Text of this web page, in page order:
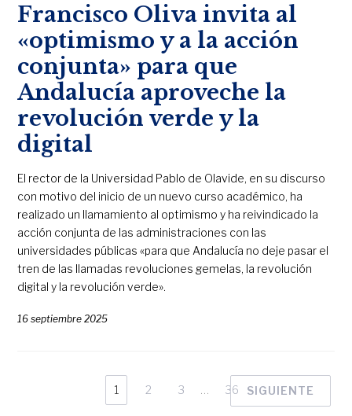
Francisco Oliva invita al
«optimismo y a la acción
conjunta» para que
Andalucía aproveche la
revolución verde y la
digital
El rector de la Universidad Pablo de Olavide, en su discurso
con motivo del inicio de un nuevo curso académico, ha
realizado un llamamiento al optimismo y ha reivindicado la
acción conjunta de las administraciones con las
universidades públicas «para que Andalucía no deje pasar el
tren de las llamadas revoluciones gemelas, la revolución
digital y la revolución verde».
16 septiembre 2025
1 2 3 36 SIGUIENTE